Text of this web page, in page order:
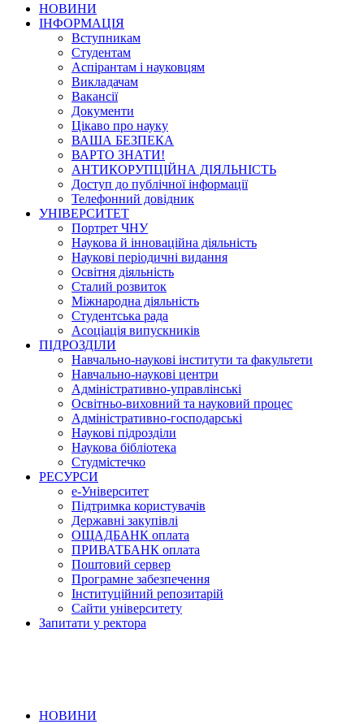
НОВИНИ
ІНФОРМАЦІЯ
Вступникам
Студентам
Аспірантам і науковцям
Викладачам
Вакансії
Документи
Цікаво про науку
ВАША БЕЗПЕКА
ВАРТО ЗНАТИ!
АНТИКОРУПЦІЙНА ДІЯЛЬНІСТЬ
Доступ до публічної інформації
Телефонний довідник
УНІВЕРСИТЕТ
Портрет ЧНУ
Наукова й інноваційна діяльність
Наукові періодичні видання
Освітня діяльність
Сталий розвиток
Міжнародна діяльність
Студентська рада
Асоціація випускників
ПІДРОЗДІЛИ
Навчально-наукові інститути та факультети
Навчально-наукові центри
Адміністративно-управлінські
Освітньо-виховний та науковий процес
Адміністративно-господарські
Наукові підрозділи
Наукова бібліотека
Студмістечко
РЕСУРСИ
е-Університет
Підтримка користувачів
Державні закупівлі
ОЩАДБАНК оплата
ПРИВАТБАНК оплата
Поштовий сервер
Програмне забезпечення
Інституційний репозитарій
Сайти університету
Запитати у ректора
НОВИНИ